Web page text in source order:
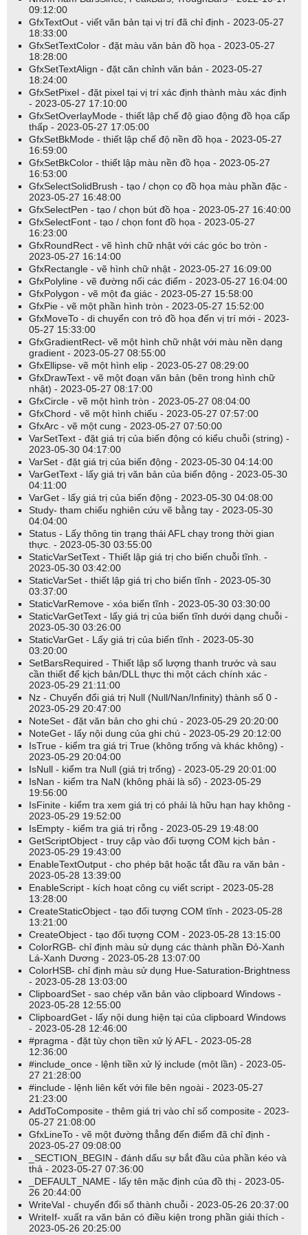
giá trị gần nhất có trọng số cao nhất, giá trị trước đó có trọng số
giảm dần và giá trị cách xa nhất có trọng số nhỏ nhất.
Ví dụ:
wma(Close, 5) tính trung bình trọng số của giá đóng cửa trong 5
khoảng trung bình.
Chia sẻ:
09:12:00
GfxTextOut - viết văn bản tại vị trí đã chỉ định - 2023-05-27
18:33:00
GfxSetTextColor - đặt màu văn bản đồ họa - 2023-05-27
18:28:00
GfxSetTextAlign - đặt căn chỉnh văn bản - 2023-05-27
18:24:00
GfxSetPixel - đặt pixel tại vị trí xác định thành màu xác định
- 2023-05-27 17:10:00
GfxSetOverlayMode - thiết lập chế độ giao động đồ họa cấp
thấp - 2023-05-27 17:05:00
GfxSetBkMode - thiết lập chế độ nền đồ họa - 2023-05-27
16:59:00
GfxSetBkColor - thiết lập màu nền đồ họa - 2023-05-27
16:53:00
GfxSelectSolidBrush - tạo / chọn cọ đồ họa màu phần đặc -
2023-05-27 16:48:00
GfxSelectPen - tạo / chọn bút đồ họa - 2023-05-27 16:40:00
GfxSelectFont - tạo / chọn font đồ họa - 2023-05-27
16:23:00
GfxRoundRect - vẽ hình chữ nhật với các góc bo tròn -
2023-05-27 16:14:00
GfxRectangle - vẽ hình chữ nhật - 2023-05-27 16:09:00
GfxPolyline - vẽ đường nối các điểm - 2023-05-27 16:04:00
GfxPolygon - vẽ một đa giác - 2023-05-27 15:58:00
GfxPie - vẽ một phần hình tròn - 2023-05-27 15:52:00
GfxMoveTo - di chuyển con trỏ đồ họa đến vị trí mới - 2023-
05-27 15:33:00
GfxGradientRect- vẽ một hình chữ nhật với màu nền dạng
gradient - 2023-05-27 08:55:00
GfxEllipse- vẽ một hình elip - 2023-05-27 08:29:00
GfxDrawText - vẽ một đoạn văn bản (bên trong hình chữ
nhật) - 2023-05-27 08:17:00
GfxCircle - vẽ một hình tròn - 2023-05-27 08:04:00
GfxChord - vẽ một hình chiếu - 2023-05-27 07:57:00
GfxArc - vẽ một cung - 2023-05-27 07:50:00
VarSetText - đặt giá trị của biến động có kiểu chuỗi (string) -
2023-05-30 04:17:00
VarSet - đặt giá trị của biến động - 2023-05-30 04:14:00
VarGetText - lấy giá trị văn bản của biến động - 2023-05-30
04:11:00
VarGet - lấy giá trị của biến động - 2023-05-30 04:08:00
Study- tham chiếu nghiên cứu vẽ bằng tay - 2023-05-30
04:04:00
Status - Lấy thông tin trạng thái AFL chạy trong thời gian
thực. - 2023-05-30 03:55:00
StaticVarSetText - Thiết lập giá trị cho biến chuỗi tĩnh. -
2023-05-30 03:42:00
StaticVarSet - thiết lập giá trị cho biến tĩnh - 2023-05-30
03:37:00
StaticVarRemove - xóa biến tĩnh - 2023-05-30 03:30:00
StaticVarGetText - lấy giá trị của biến tĩnh dưới dạng chuỗi -
2023-05-30 03:26:00
StaticVarGet - Lấy giá trị của biến tĩnh - 2023-05-30
03:20:00
SetBarsRequired - Thiết lập số lượng thanh trước và sau
cần thiết để kịch bản/DLL thực thi một cách chính xác -
2023-05-29 21:11:00
Nz - Chuyển đổi giá trị Null (Null/Nan/Infinity) thành số 0 -
2023-05-29 20:47:00
NoteSet - đặt văn bản cho ghi chú - 2023-05-29 20:20:00
NoteGet - lấy nội dung của ghi chú - 2023-05-29 20:12:00
IsTrue - kiểm tra giá trị True (không trống và khác không) -
2023-05-29 20:04:00
IsNull - kiểm tra Null (giá trị trống) - 2023-05-29 20:01:00
IsNan - kiểm tra NaN (không phải là số) - 2023-05-29
19:56:00
IsFinite - kiểm tra xem giá trị có phải là hữu hạn hay không -
2023-05-29 19:52:00
IsEmpty - kiểm tra giá trị rỗng - 2023-05-29 19:48:00
GetScriptObject - truy cập vào đối tượng COM kịch bản -
2023-05-29 19:43:00
EnableTextOutput - cho phép bật hoặc tắt đầu ra văn bản -
2023-05-28 13:39:00
EnableScript - kích hoạt công cụ viết script - 2023-05-28
13:28:00
CreateStaticObject - tạo đối tượng COM tĩnh - 2023-05-28
13:21:00
CreateObject - tạo đối tượng COM - 2023-05-28 13:15:00
ColorRGB- chỉ định màu sử dụng các thành phần Đỏ-Xanh
Lá-Xanh Dương - 2023-05-28 13:07:00
ColorHSB- chỉ định màu sử dụng Hue-Saturation-Brightness
- 2023-05-28 13:03:00
ClipboardSet - sao chép văn bản vào clipboard Windows -
2023-05-28 12:55:00
ClipboardGet - lấy nội dung hiện tại của clipboard Windows
- 2023-05-28 12:46:00
#pragma - đặt tùy chọn tiền xử lý AFL - 2023-05-28
12:36:00
#include_once - lệnh tiền xử lý include (một lần) - 2023-05-
27 21:28:00
#include - lệnh liên kết với file bên ngoài - 2023-05-27
21:23:00
AddToComposite - thêm giá trị vào chỉ số composite - 2023-
05-27 21:08:00
GfxLineTo - vẽ một đường thẳng đến điểm đã chỉ định -
2023-05-27 09:08:00
_SECTION_BEGIN - đánh dấu sự bắt đầu của phần kéo và
thả - 2023-05-27 07:36:00
_DEFAULT_NAME - lấy tên mặc định của đồ thị - 2023-05-
26 20:44:00
WriteVal - chuyển đổi số thành chuỗi - 2023-05-26 20:37:00
WriteIf- xuất ra văn bản có điều kiện trong phần giải thích -
2023-05-26 20:25:00